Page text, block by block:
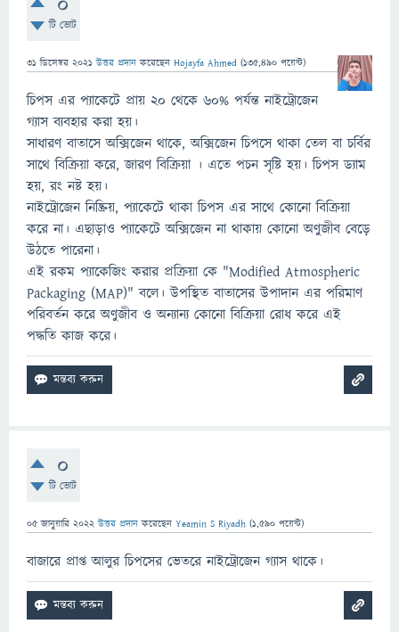
টি ভোট
31 ডিসেম্বর 2021 উত্তর প্রদান করেছেন Hojayfa Ahmed (135,490 পয়েন্ট)
চিপস এর প্যাকেটে প্রায় ২০ থেকে ৬০% পর্যন্ত নাইট্রোজেন
গ্যাস ব্যবহার করা হয়।
সাধারণ বাতাসে অক্সিজেন থাকে, অক্সিজেন চিপসে থাকা তেল বা চর্বির
সাথে বিক্রিয়া করে, জারণ বিক্রিয়া । এতে পচন সৃষ্টি হয়। চিপস ড্যাম
হয়, রং নষ্ট হয়।
নাইট্রোজেন নিষ্ক্রিয়, প্যাকেটে থাকা চিপস এর সাথে কোনো বিক্রিয়া
করে না। এছাড়াও প্যাকেটে অক্সিজেন না থাকায় কোনো অণুজীব বেড়ে
উঠতে পারেনা।
এই রকম প্যাকেজিং করার প্রক্রিয়া কে "Modified Atmospheric
Packaging (MAP)" বলে। উপস্থিত বাতাসের উপাদান এর পরিমাণ
পরিবর্তন করে অণুজীব ও অন্যান্য কোনো বিক্রিয়া রোধ করে এই
পদ্ধতি কাজ করে।
0
টি ভোট
05 জানুয়ারি 2022 উত্তর প্রদান করেছেন Yeamin S Riyadh (1,590 পয়েন্ট)
বাজারে প্রাপ্ত আলুর চিপসের ভেতরে নাইট্রোজেন গ্যাস থাকে।